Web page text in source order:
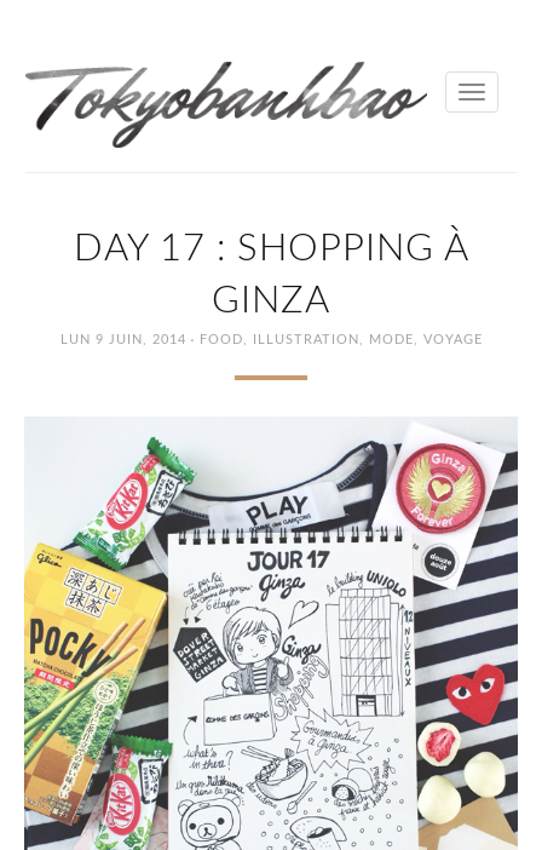
Toggle
DAY 17 : SHOPPING À
GINZA
LUN 9 JUIN, 2014 · FOOD, ILLUSTRATION , MODE, VOYAGE